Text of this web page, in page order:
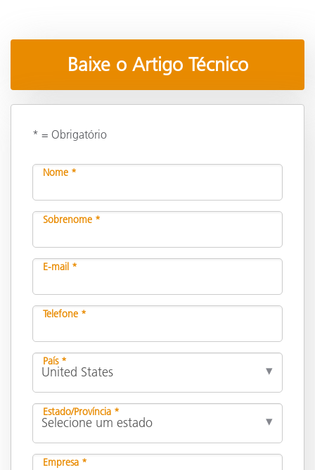
Baixe o Artigo Técnico
* = Obrigatório
Nome *
Sobrenome *
E-mail *
Telefone *
País *
Estado/Província *
Empresa *